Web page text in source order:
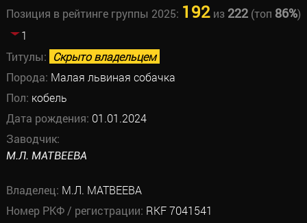
Позиция в рейтинге группы 2025: 192из 222(топ 86%)
1
Титулы: Скрыто владельцем
Порода: Малая львиная собачка
Пол: кобель
Дата рождения: 01.01.2024
Заводчик:
М.Л. МАТВЕЕВА
Владелец: М.Л. МАТВЕЕВА
Номер РКФ / регистрации: RKF 7041541